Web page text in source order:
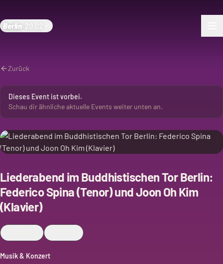
Berlin 20:02
Zurück
Dieses Event ist vorbei.
Schau dir ähnliche aktuelle Events weiter unten an.
Liederabend im Buddhistischen Tor Berlin:
Federico Spina (Tenor) und Joon Oh Kim
(Klavier)
Musik & Konzert